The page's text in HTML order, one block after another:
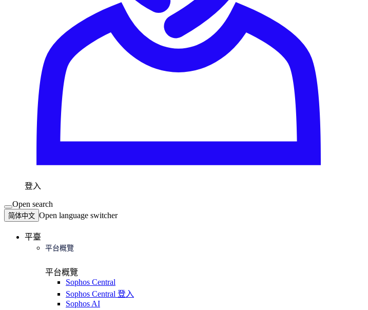
登入
Open search
简体中文 Open language switcher
平臺
平台概覽
平台概覽
Sophos Central
Sophos Central 登入
Sophos AI